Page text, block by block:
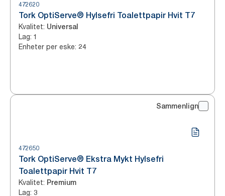
472620
Tork OptiServe® Hylsefri Toalettpapir Hvit T7
Kvalitet: Universal
Lag: 1
Enheter per eske: 24
Sammenlign
472650
Tork OptiServe® Ekstra Mykt Hylsefri
Toalettpapir Hvit T7
Kvalitet: Premium
Lag: 3